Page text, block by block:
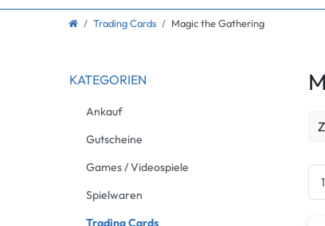
Trading Cards Magic the Gathering
KATEGORIEN
Ankauf
Gutscheine
Games / Videospiele
Spielwaren
Trading Cards